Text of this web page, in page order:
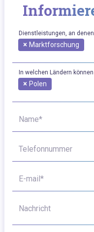
Dienstleistungen, an
× Marktforschung
In welchen Ländern
× Polen
Name*
Telefonnummer
E-mail*
Nachricht